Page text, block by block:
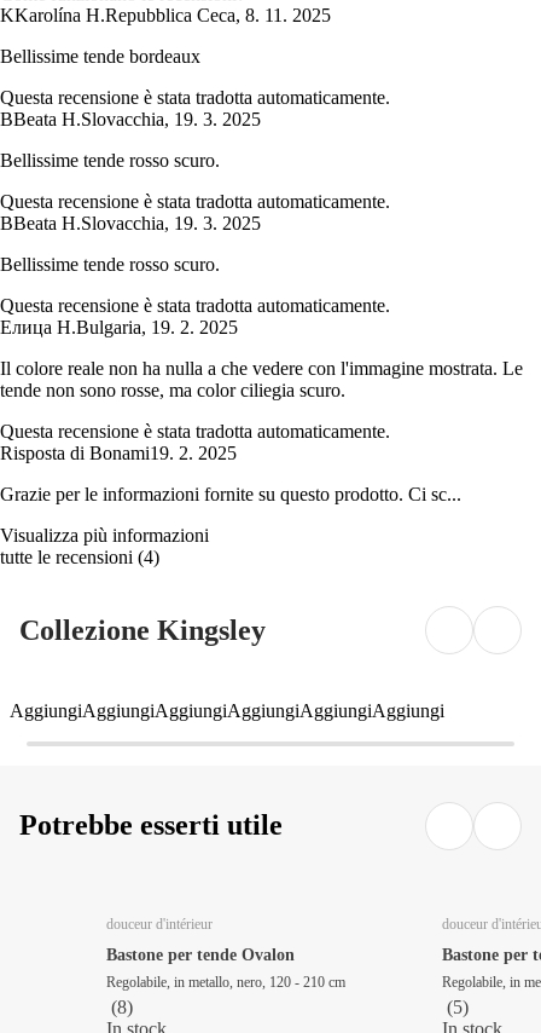
KKarolína H.Repubblica Ceca, 8. 11. 2025
Bellissime tende bordeaux
Questa recensione è stata tradotta automaticamente.
BBeata H.Slovacchia, 19. 3. 2025
Bellissime tende rosso scuro.
Questa recensione è stata tradotta automaticamente.
BBeata H.Slovacchia, 19. 3. 2025
Bellissime tende rosso scuro.
Questa recensione è stata tradotta automaticamente.
Елица Н.Bulgaria, 19. 2. 2025
Il colore reale non ha nulla a che vedere con l'immagine mostrata. Le
tende non sono rosse, ma color ciliegia scuro.
Questa recensione è stata tradotta automaticamente.
Risposta di Bonami19. 2. 2025
Grazie per le informazioni fornite su questo prodotto. Ci sc...
Visualizza più informazioni
tutte le recensioni (4)
Collezione Kingsley
AggiungiAggiungiAggiungiAggiungiAggiungiAggiungi
Potrebbe esserti utile
douceur d'intérieur
Bastone per tende Ovalon
Regolabile, in metallo, nero, 120 - 210 cm
(8)
In stock
douceur
Bastone per
Regolabile, in
(5)
In stock